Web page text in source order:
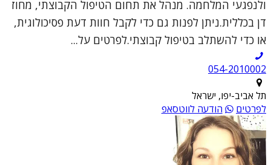
ולנפגעי המלחמה. מנהל את תחום הטיפול הקבוצתי, מחוז
דן בכללית.ניתן לפנות גם כדי לקבל חוות דעת פסיכולוגית,
או כדי להשתלב בטיפול קבוצתי.לפרטים על...
054-2010002
תל אביב-יפו, ישראל
לפרטים
הודעה לווטסאפ